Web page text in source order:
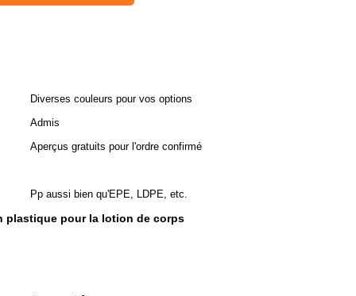
Diverses couleurs pour vos options
Admis
Aperçus gratuits pour l'ordre confirmé
Pp aussi bien qu'EPE, LDPE, etc.
plastique pour la lotion de corps